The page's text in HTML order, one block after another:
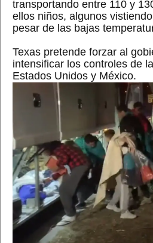
transportando entre 110 y
ellos niños, algunos
pesar de las bajas
Texas pretende forzar al
intensificar los controles de
Estados Unidos y México.